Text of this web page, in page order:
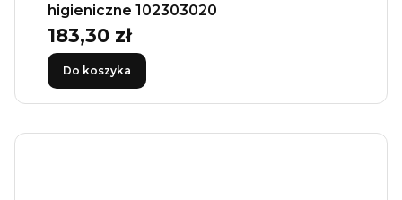
higieniczne 102303020
Cena
183,30 zł
Do koszyka